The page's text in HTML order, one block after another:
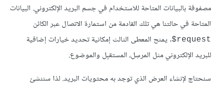
مصفوفة بالبيانات المتاحة للاستخدام في جسم البريد الإلكتروني. البيانات
المتاحة في حالتنا هي تلك القادمة من استمارة الاتصال عبر الكائن
request$
. يمنح المعطى الثالث إمكانية تحديد خيارات إضافية
للبريد الإلكتروني مثل المرسِل، المستقبِل والموضوع.
سنحتاج لإنشاء العرض الذي توجد به محتويات البريد. لذا سننشئ